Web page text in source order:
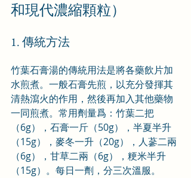
和現代濃縮顆粒）
1. 傳統方法
竹葉石膏湯的傳統用法是將各藥飲片加
水煎煮。一般石膏先煎，以充分發揮其
清熱瀉火的作用，然後再加入其他藥物
一同煎煮。常用劑量爲：竹葉二把
（6g），石膏一斤（50g），半夏半升
（15g），麥冬一升（20g），人蔘二兩
（6g），甘草二兩（6g），粳米半升
（15g）。每日一劑，分三次溫服。